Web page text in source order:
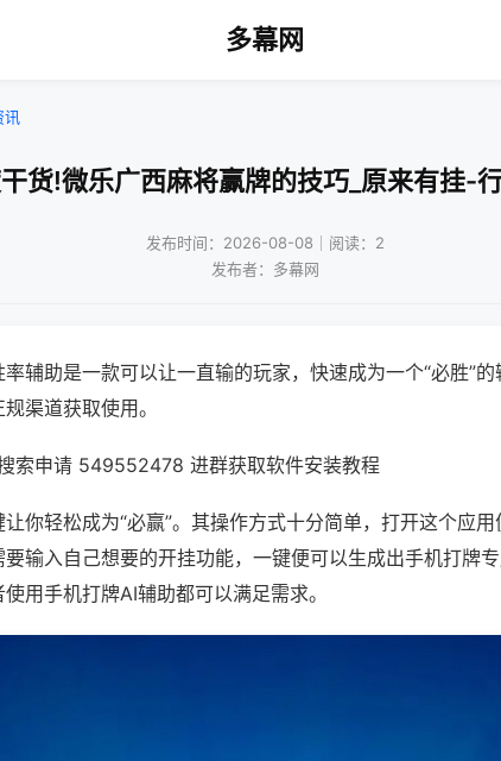
多幕网
货!微乐广西麻将赢牌的技巧_原来有挂-
发布时间：2026-08-08｜阅读：2
发布者：多幕网
辅助是一款可以让一直输的玩家，快速成为一个“必胜”
渠道获取使用。
索申请 549552478 进群获取软件安装教程
你轻松成为“必赢”。其操作方式十分简单，打开这个应
输入自己想要的开挂功能，一键便可以生成出手机打牌
用手机打牌AI辅助都可以满足需求。